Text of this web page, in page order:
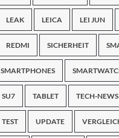
LEAK LEICA LEI JUN
REDMI SICHERHEIT
SMARTPHONES
SU7 TABLET TECH-NEWS
TEST UPDATE